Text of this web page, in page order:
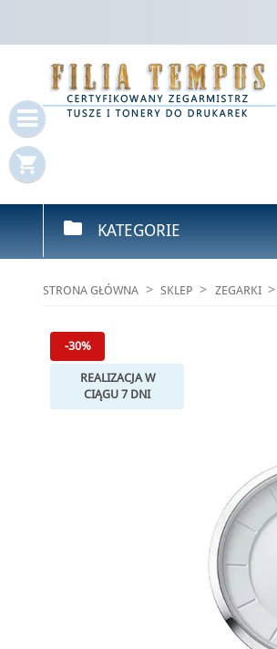
shopping_cart
folder KATEGORIE
STRONA GŁÓWNA SKLEP ZEGARKI
-30%
REALIZACJA W
CIĄGU 7 DNI